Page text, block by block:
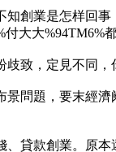
創業是怎样回
大大%94TM6%
致，定見不同，
問題，要末經
貸款創業。原